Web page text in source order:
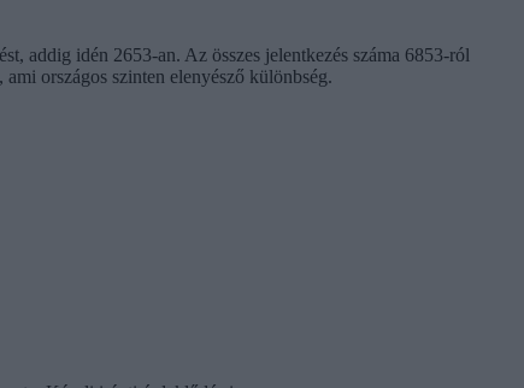
addig idén 2653-an. Az összes jelentkezés száma 6853-ról
országos szinten elenyésző különbség.